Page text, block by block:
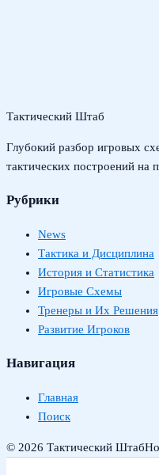
Тактический Штаб
Глубокий разбор игровых
тактических построений на
Рубрики
News
Тактика и Дисциплина
История и Статистика
Игровые Схемы
Тренеры и Их Решения
Развитие Игроков
Навигация
Главная
Поиск
© 2026 Тактический Штаб